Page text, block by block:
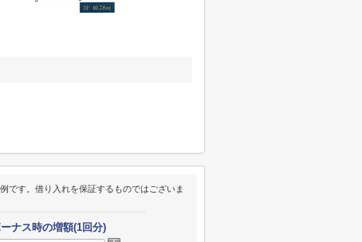
です。借り入れを保証するものではございま
ナス時の増額(1回分)